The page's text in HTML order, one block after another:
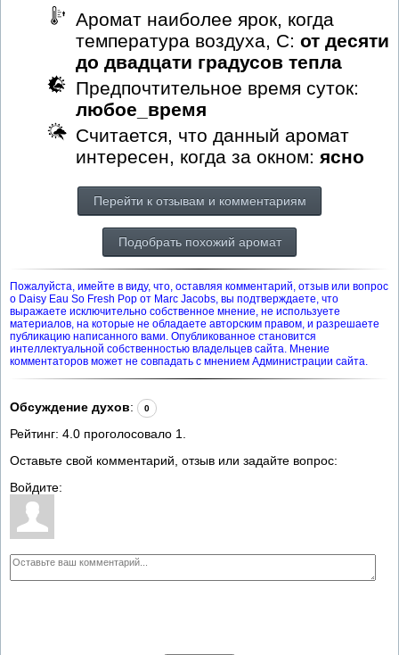
Аромат наиболее ярок, когда
температура воздуха, С: от десяти
до двадцати градусов тепла
Предпочтительное время суток:
любое_время
Считается, что данный аромат
интересен, когда за окном: ясно
Перейти к отзывам и комментариям
Подобрать похожий аромат
Пожалуйста, имейте в виду, что, оставляя комментарий, отзыв или вопрос
о Daisy Eau So Fresh Pop от Marc Jacobs, вы подтверждаете, что
выражаете исключительно собственное мнение, не используете
материалов, на которые не обладаете авторским правом, и разрешаете
публикацию написанного вами. Опубликованное становится
интеллектуальной собственностью владельцев сайта. Мнение
комментаторов может не совпадать с мнением Администрации сайта.
Обсуждение духов: 0
Рейтинг: 4.0 проголосовало 1
Оставьте свой комментарий, отзыв или задайте вопрос:
Войдите: